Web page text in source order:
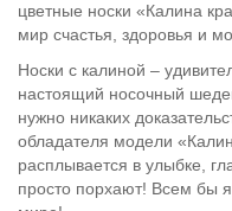
цветные носки «Калина
мир счастья, здоровья и
Носки с калиной –
настоящий носочный
нужно никаких
обладателя модели
расплывается в улыбке,
просто порхают! Всем бы